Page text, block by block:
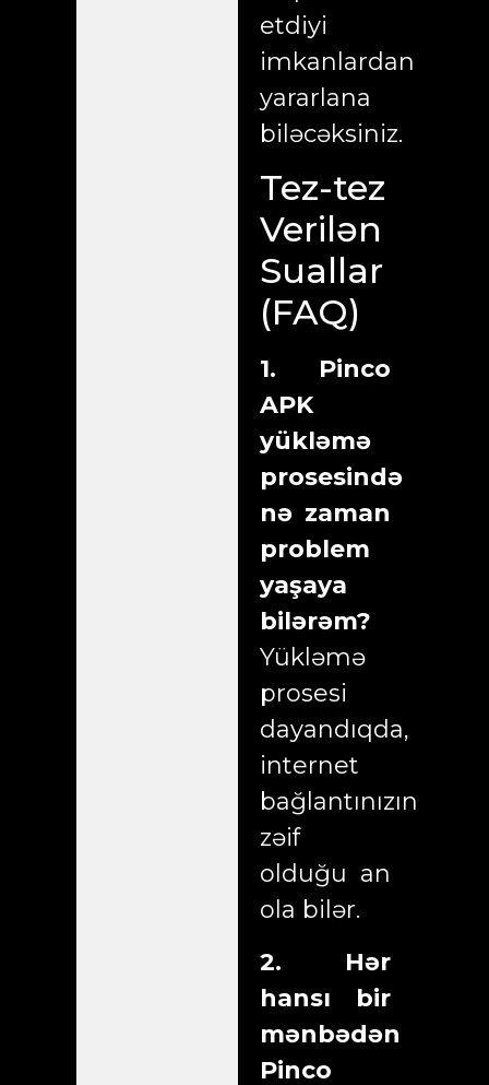
etdiyi
imkanlardan
yararlana
biləcəksiniz.
Tez-tez
Verilən
Suallar
(FAQ)
1. Pinco
APK
yükləmə
prosesində
nə zaman
problem
yaşaya
bilərəm?
Yükləmə
prosesi
dayandıqda,
internet
bağlantınızın
zəif
olduğu an
ola bilər.
2. Hər
hansı bir
mənbədən
Pinco